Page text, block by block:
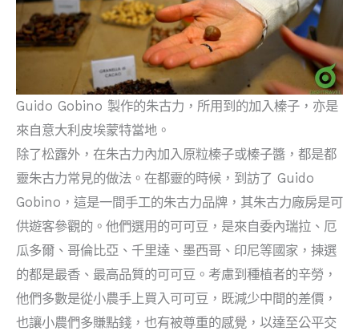
Guido Gobino 製作的朱古力，所用到的加入榛子，亦是
來自意大利皮埃蒙特當地。
除了松露外，在朱古力內加入原粒榛子或榛子醬，都是都
靈朱古力常見的做法。在都靈的時候，到訪了 Guido
Gobino，這是一間手工的朱古力品牌，其朱古力廠房是可
供遊客參觀的。他們選用的可可豆，是來自委內瑞拉、厄
瓜多爾、哥倫比亞、千里達、墨西哥、印尼等國家，揀選
的都是最香、最高品質的可可豆。考慮到種植者的辛勞，
他們多數是從小農手上買入可可豆，既減少中間的差價，
也讓小農們多賺點錢，也有被尊重的感覺，以達至公平交